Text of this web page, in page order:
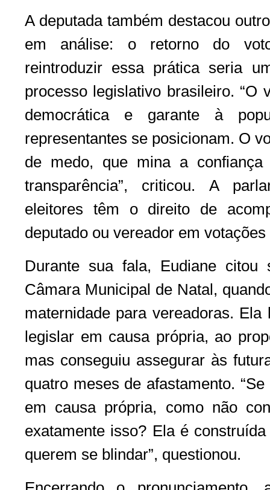
A deputada também destacou
em análise: o retorno do
reintroduzir essa prática seria
processo legislativo brasileiro. “O
democrática e garante à
representantes se posicionam. O
de medo, que mina a
transparência”, criticou. A
eleitores têm o direito de
deputado ou vereador em
Durante sua fala, Eudiane citou
Câmara Municipal de Natal,
maternidade para vereadoras.
legislar em causa própria, ao
mas conseguiu assegurar às
quatro meses de afastamento.
em causa própria, como não
exatamente isso? Ela é
querem se blindar”, questionou.